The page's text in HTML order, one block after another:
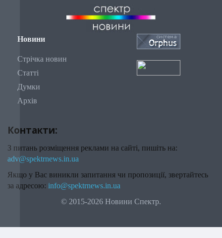
Новини
Стрічка новин
Статті
Думки
Архів
Контакти:
З питань розміщення реклами на сайті, пишіть на:
adv@spektrnews.in.ua
Якщо у Вас виникли запитання чи пропозиції, звертайтесь
за адресою: info@spektrnews.in.ua
© 2015-2026 Новини Спектр.